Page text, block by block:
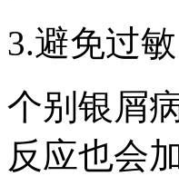
3.避免过敏
个别银屑
反应也会